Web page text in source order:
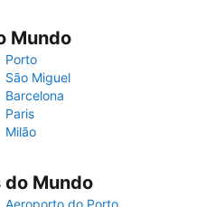
Mundo
Porto
São Miguel
Barcelona
Paris
Milão
Mundo
Aeroporto do Porto